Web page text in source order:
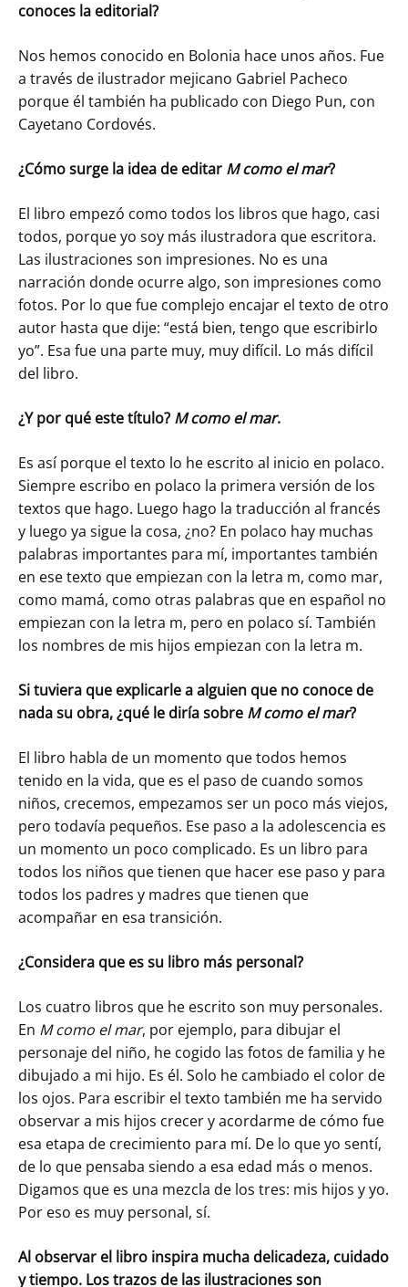
conoces la editorial?
Nos hemos conocido en Bolonia hace unos años. Fue
a través de ilustrador mejicano Gabriel Pacheco
porque él también ha publicado con Diego Pun, con
Cayetano Cordovés.
¿Cómo surge la idea de editar M como el mar?
El libro empezó como todos los libros que hago, casi
todos, porque yo soy más ilustradora que escritora.
Las ilustraciones son impresiones. No es una
narración donde ocurre algo, son impresiones como
fotos. Por lo que fue complejo encajar el texto de otro
autor hasta que dije: “está bien, tengo que escribirlo
yo”. Esa fue una parte muy, muy difícil. Lo más difícil
del libro.
¿Y por qué este título? M como el mar.
Es así porque el texto lo he escrito al inicio en polaco.
Siempre escribo en polaco la primera versión de los
textos que hago. Luego hago la traducción al francés
y luego ya sigue la cosa, ¿no? En polaco hay muchas
palabras importantes para mí, importantes también
en ese texto que empiezan con la letra m, como mar,
como mamá, como otras palabras que en español no
empiezan con la letra m, pero en polaco sí. También
los nombres de mis hijos empiezan con la letra m.
Si tuviera que explicarle a alguien que no conoce de
nada su obra, ¿qué le diría sobre M como el mar?
El libro habla de un momento que todos hemos
tenido en la vida, que es el paso de cuando somos
niños, crecemos, empezamos ser un poco más viejos,
pero todavía pequeños. Ese paso a la adolescencia es
un momento un poco complicado. Es un libro para
todos los niños que tienen que hacer ese paso y para
todos los padres y madres que tienen que
acompañar en esa transición.
¿Considera que es su libro más personal?
Los cuatro libros que he escrito son muy personales.
En M como el mar, por ejemplo, para dibujar el
personaje del niño, he cogido las fotos de familia y he
dibujado a mi hijo. Es él. Solo he cambiado el color de
los ojos. Para escribir el texto también me ha servido
observar a mis hijos crecer y acordarme de cómo fue
esa etapa de crecimiento para mí. De lo que yo sentí,
de lo que pensaba siendo a esa edad más o menos.
Digamos que es una mezcla de los tres: mis hijos y yo.
Por eso es muy personal, sí.
Al observar el libro inspira mucha delicadeza, cuidado
y tiempo. Los trazos de las ilustraciones son